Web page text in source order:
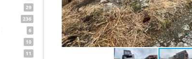
29
236
6
10
11